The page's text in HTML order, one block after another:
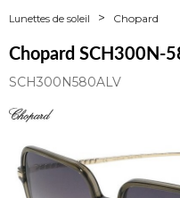
Lunettes de soleil Chopard
Chopard SCH300N-
SCH300N580ALV